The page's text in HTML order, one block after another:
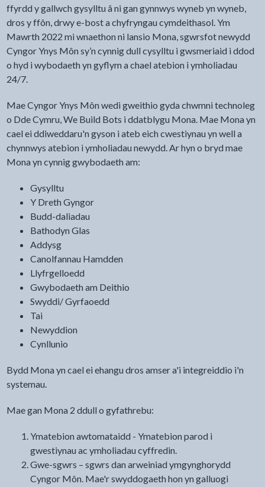
ffyrdd y gallwch gysylltu â ni gan gynnwys wyneb yn wyneb,
dros y ffôn, drwy e-bost a chyfryngau cymdeithasol. Ym
Mawrth 2022 mi wnaethon ni lansio Mona, sgwrsfot newydd
Cyngor Ynys Môn sy’n cynnig dull cysylltu i gwsmeriaid i ddod
o hyd i wybodaeth yn gyflym a chael atebion i ymholiadau
24/7.
Mae Cyngor Ynys Môn wedi gweithio gyda chwmni technoleg
o Dde Cymru, We Build Bots i ddatblygu Mona. Mae Mona yn
cael ei ddiweddaru'n gyson i ateb eich cwestiynau yn well a
chynnwys atebion i ymholiadau newydd. Ar hyn o bryd mae
Mona yn cynnig gwybodaeth am:
Gysylltu
Y Dreth Gyngor
Budd-daliadau
Bathodyn Glas
Addysg
Canolfannau Hamdden
Llyfrgelloedd
Gwybodaeth am Deithio
Swyddi/ Gyrfaoedd
Tai
Newyddion
Cynllunio
Bydd Mona yn cael ei ehangu dros amser a'i integreiddio i'n
systemau.
Mae gan Mona 2 ddull o gyfathrebu:
Ymatebion awtomataidd - Ymatebion parod i
gwestiynau ac ymholiadau cyffredin.
Gwe-sgwrs – sgwrs dan arweiniad ymgynghorydd
Cyngor Môn. Mae'r swyddogaeth hon yn galluogi